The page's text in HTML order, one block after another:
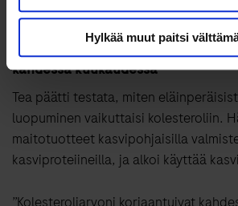
Hylkää muut paitsi
”Kolesteroliarvoni korjaantuivat
kahdessa kuukaudessa”
Tea päätti testata, miten
luopuminen vaikuttaisi kolesteroliin.
maitotuotteet kasvipohjaisilla
kasviproteiineilla, ja alkoi käyttää
”Kolesteroliarvoni korjaantuivat